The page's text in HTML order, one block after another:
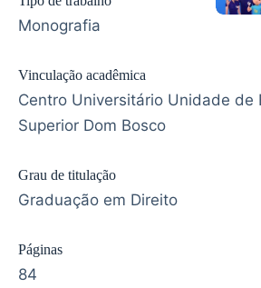
Monografia
Vinculação acadêmica
Centro Universitário Unidade de
Superior Dom Bosco
Grau de titulação
Graduação em Direito
Páginas
84